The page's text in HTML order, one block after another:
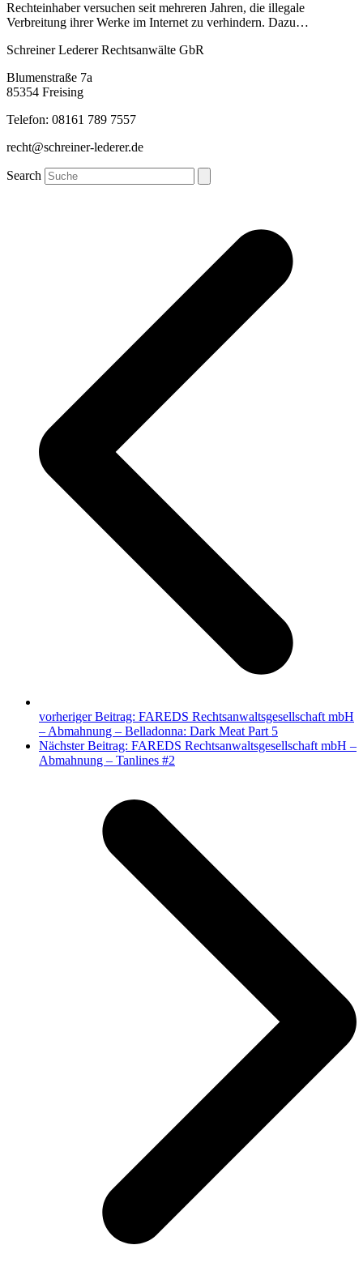
Rechteinhaber versuchen seit mehreren Jahren, die illegale
Verbreitung ihrer Werke im Internet zu verhindern. Dazu…
Schreiner Lederer Rechtsanwälte GbR
Blumenstraße 7a
85354 Freising
Telefon: 08161 789 7557
recht@schreiner-lederer.de
Search
vorheriger Beitrag: FAREDS Rechtsanwaltsgesellschaft mbH
– Abmahnung – Belladonna: Dark Meat Part 5
Nächster Beitrag: FAREDS Rechtsanwaltsgesellschaft mbH –
Abmahnung – Tanlines #2